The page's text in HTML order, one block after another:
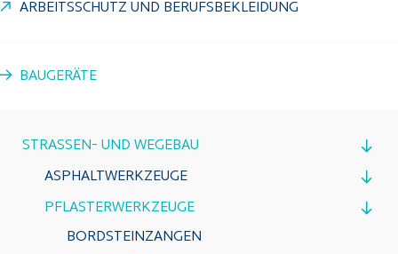
ARBEITSSCHUTZ UND BERUFSBEKLEIDUNG
BAUGERÄTE
STRASSEN- UND WEGEBAU
ASPHALTWERKZEUGE
PFLASTERWERKZEUGE
BORDSTEINZANGEN